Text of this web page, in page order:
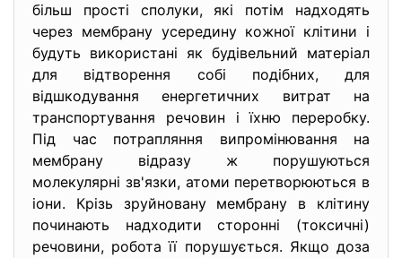
більш прості сполуки, які потім надходять
через мембрану усередину кожної клітини і
будуть використані як будівельний матеріал
для відтворення собі подібних, для
відшкодування енергетичних витрат на
транспортування речовин і їхню переробку.
Під час потрапляння випромінювання на
мембрану відразу ж порушуються
молекулярні зв'язки, атоми перетворюються в
іони. Крізь зруйновану мембрану в клітину
починають надходити сторонні (токсичні)
речовини, робота її порушується. Якщо доза